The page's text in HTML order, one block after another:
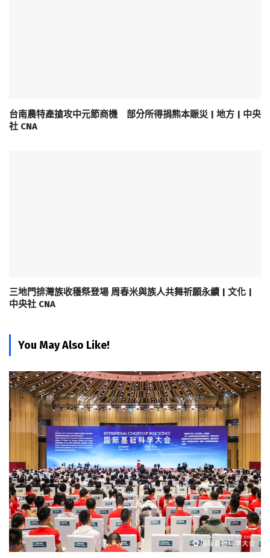
台南農特產搶攻中元節商機 部分所得捐熊本賑災 | 地方 | 中央
社 CNA
三地門排灣族收穫祭登場 周春米與族人共舞祈願永續 | 文化 |
中央社 CNA
You May Also Like!